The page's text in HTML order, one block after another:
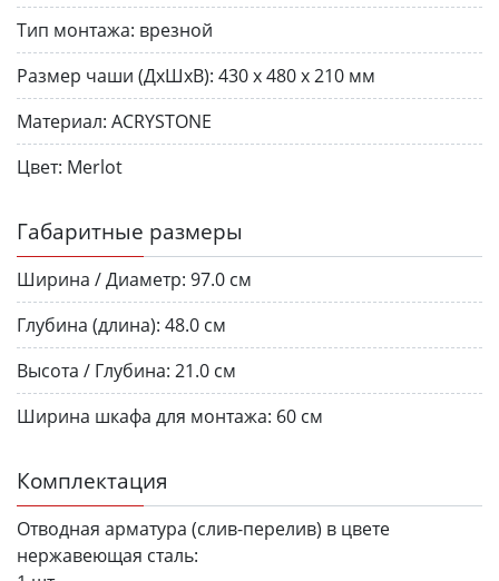
Тип монтажа: врезной
Размер чаши (ДхШхВ): 430 х 480 х 210 мм
Материал: ACRYSTONE
Цвет: Merlot
Габаритные размеры
Ширина / Диаметр: 97.0 см
Глубина (длина): 48.0 см
Высота / Глубина: 21.0 см
Ширина шкафа для монтажа: 60 см
Комплектация
Отводная арматура (слив-перелив) в цвете
нержавеющая сталь: